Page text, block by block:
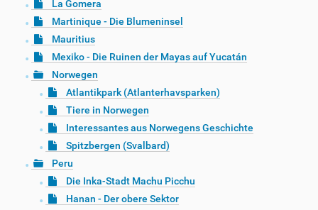
La Gomera
Martinique - Die Blumeninsel
Mauritius
Mexiko - Die Ruinen der Mayas auf Yucatán
Norwegen
Atlantikpark (Atlanterhavsparken)
Tiere in Norwegen
Interessantes aus Norwegens Geschichte
Spitzbergen (Svalbard)
Peru
Die Inka-Stadt Machu Picchu
Hanan - Der obere Sektor